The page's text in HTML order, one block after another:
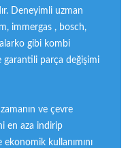
Deneyimli uzman
immergas , bosch,
gibi kombi
garantili parça değişimi
ve çevre
en aza indirip
kullanımını